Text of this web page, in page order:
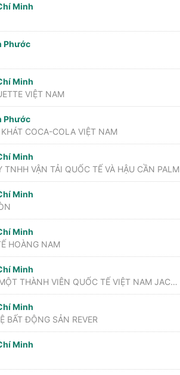
Minh
Phước
Minh
VIỆT NAM
Phước
COCA-COLA VIỆT NAM
Minh
VẬN TẢI QUỐC TẾ VÀ HẬU CẦN PALM
Minh
Minh
HOÀNG NAM
Minh
CÔNG TY TÀI CHÍNH TNHH MỘT THÀNH VIÊN QUỐC TẾ VIỆT NAM JACCS
Minh
BẤT ĐỘNG SẢN REVER
Minh